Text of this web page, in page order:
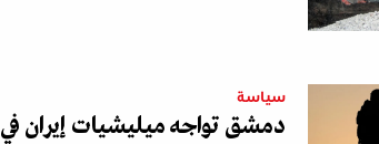
سياسة
دمشق تواجه ميليشيات إيران في